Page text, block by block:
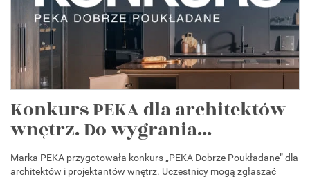
Konkurs PEKA dla architektów
wnętrz. Do wygrania...
Marka PEKA przygotowała konkurs „PEKA Dobrze Poukładane” dla
architektów i projektantów wnętrz. Uczestnicy mogą zgłaszać